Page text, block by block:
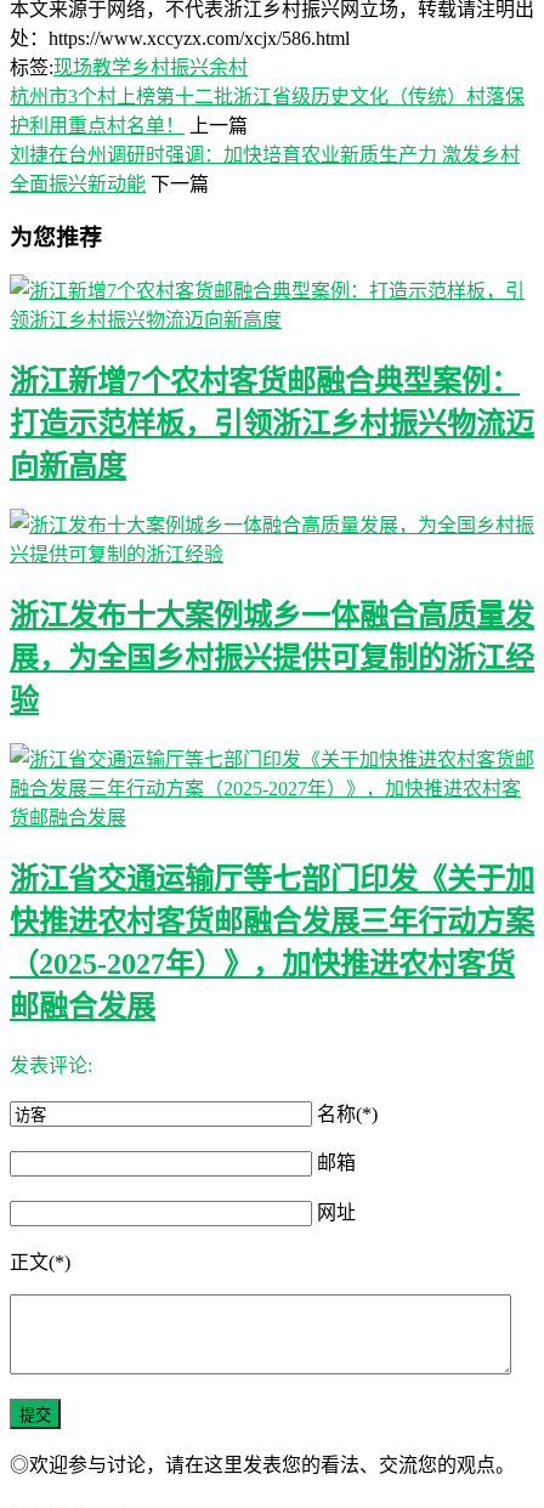
本文来源于网络，不代表浙江乡村振兴网立场，转载请注明出
处：https://www.xccyzx.com/xcjx/586.html
标签:现场教学乡村振兴余村
杭州市3个村上榜第十二批浙江省级历史文化（传统）村落保
护利用重点村名单！
上一篇
刘捷在台州调研时强调：加快培育农业新质生产力 激发乡村
全面振兴新动能 下一篇
为您推荐
浙江新增7个农村客货邮融合典型案例：
打造示范样板，引领浙江乡村振兴物流迈
向新高度
浙江发布十大案例城乡一体融合高质量发
展，为全国乡村振兴提供可复制的浙江经
验
浙江省交通运输厅等七部门印发《关于加
快推进农村客货邮融合发展三年行动方案
（2025-2027年）》，加快推进农村客货
邮融合发展
发表评论:
名称(*)
邮箱
网址
正文(*)
◎欢迎参与讨论，请在这里发表您的看法、交流您的观点。